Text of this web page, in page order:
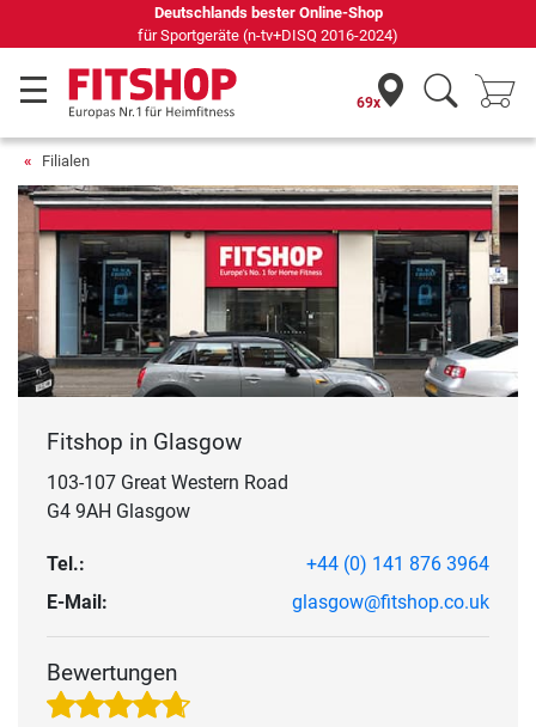
Deutschlands bester Online-Shop
für Sportgeräte (n-tv+DISQ 2016-2024)
69x
Filialen
Fitshop in Glasgow
103-107 Great Western Road
G4 9AH Glasgow
Tel.:
+44 (0) 141 876 3964
E-Mail:
glasgow@fitshop.co.uk
Bewertungen